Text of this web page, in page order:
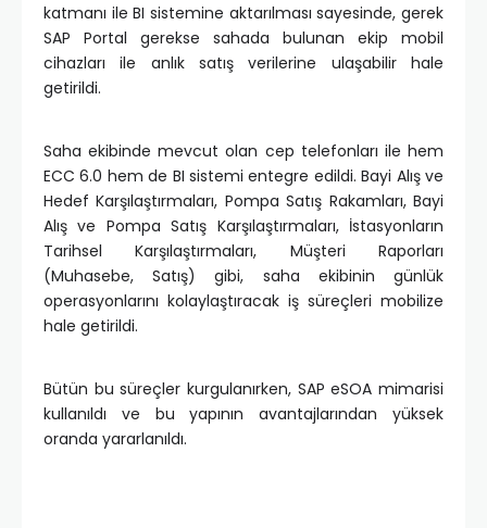
katmanı ile BI sistemine aktarılması sayesinde, gerek
SAP Portal gerekse sahada bulunan ekip mobil
cihazları ile anlık satış verilerine ulaşabilir hale
getirildi.
Saha ekibinde mevcut olan cep telefonları ile hem
ECC 6.0 hem de BI sistemi entegre edildi. Bayi Alış ve
Hedef Karşılaştırmaları, Pompa Satış Rakamları, Bayi
Alış ve Pompa Satış Karşılaştırmaları, İstasyonların
Tarihsel Karşılaştırmaları, Müşteri Raporları
(Muhasebe, Satış) gibi, saha ekibinin günlük
operasyonlarını kolaylaştıracak iş süreçleri mobilize
hale getirildi.
Bütün bu süreçler kurgulanırken, SAP eSOA mimarisi
kullanıldı ve bu yapının avantajlarından yüksek
oranda yararlanıldı.